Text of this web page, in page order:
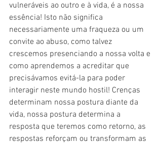
vulneráveis ao outro e à vida, é a nossa
essência! Isto não significa
necessariamente uma fraqueza ou um
convite ao abuso, como talvez
crescemos presenciando a nossa volta e
como aprendemos a acreditar que
precisávamos evitá-la para poder
interagir neste mundo hostil! Crenças
determinam nossa postura diante da
vida, nossa postura determina a
resposta que teremos como retorno, as
respostas reforçam ou transformam as